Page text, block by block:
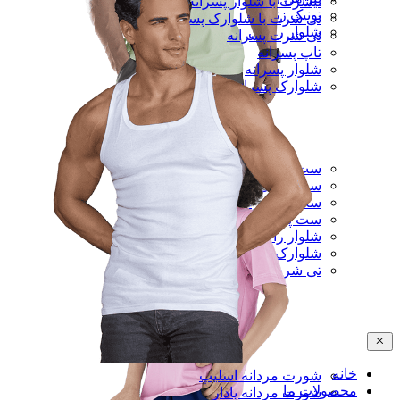
تونیک زنانه
شلوار راحتی
ست تی شرت و شلوار مردانه
ست رکابی و شلوارک مردانه
ست تی شرت و شلوارک مردانه
ست پیراهن و شلوار مردانه
شلوار راحتی مردانه
شلوارک راحتی مردانه
تی شرت مردانه
تی شرت با شلوارک پسرانه
تی شرت پسرانه
تاپ پسرانه
شلوار پسرانه
شلوارک پسرانه
شورت مردانه اسلیپ
شورت مردانه پادار
خانه
محصولات ما